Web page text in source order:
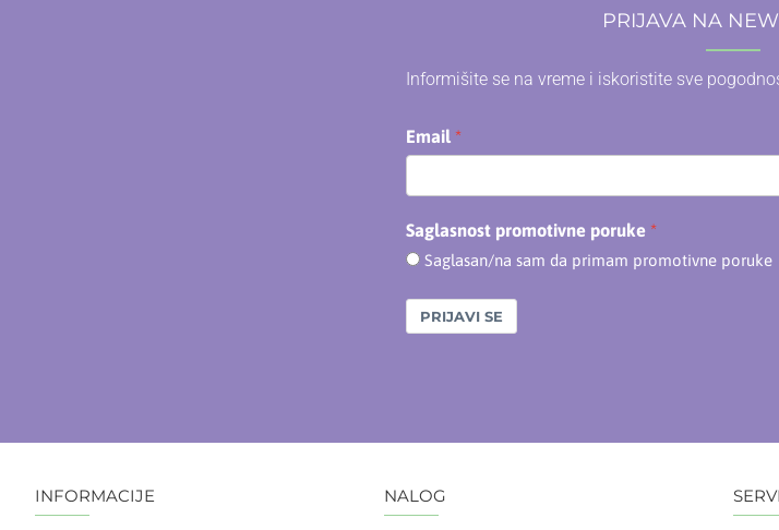
PRIJAVA NA
Informišite se na vreme i iskoristite sve
Email
Saglasnost promotivne poruke
Saglasan/na sam da primam promotivne poruke
PRIJAVI SE
INFORMACIJE NALOG